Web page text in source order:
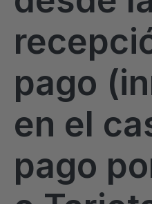
pago
en el
pago